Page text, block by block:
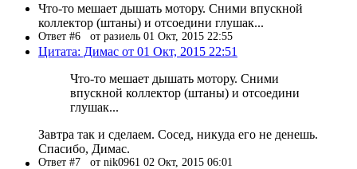
Что-то мешает дышать мотору. Сними впускной
коллектор (штаны) и отсоедини глушак...
Ответ #6 от разиель 01 Окт, 2015 22:55
Цитата: Димас от 01 Окт, 2015 22:51
Что-то мешает дышать мотору. Сними
впускной коллектор (штаны) и отсоедини
глушак...
Завтра так и сделаем. Сосед, никуда его не денешь.
Спасибо, Димас.
Ответ #7 от nik0961 02 Окт, 2015 06:01